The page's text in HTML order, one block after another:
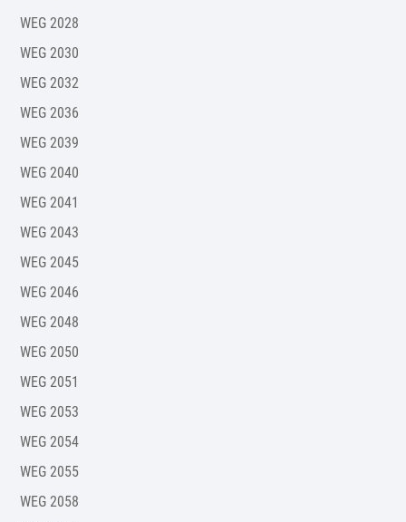
WEG 2028
WEG 2030
WEG 2032
WEG 2036
WEG 2039
WEG 2040
WEG 2041
WEG 2043
WEG 2045
WEG 2046
WEG 2048
WEG 2050
WEG 2051
WEG 2053
WEG 2054
WEG 2055
WEG 2058